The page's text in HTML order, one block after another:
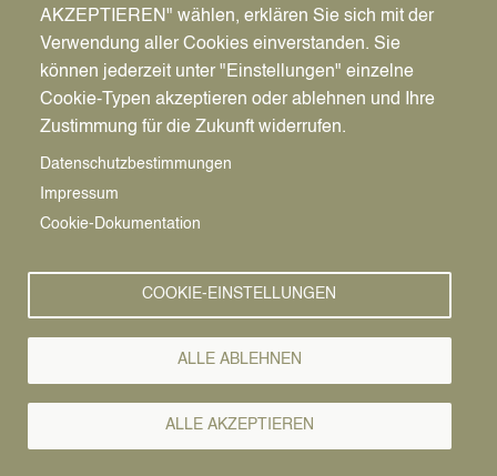
Pfadnavigation
Wirtschaft | Bauen | Umwelt Wirtschaftsförderung News
Wirtschafts-
News
AKZEPTIEREN" wählen, erklären Sie sich mit der
Verwendung aller Cookies einverstanden. Sie
können jederzeit unter "Einstellungen" einzelne
Cookie-Typen akzeptieren oder ablehnen und Ihre
Zustimmung für die Zukunft widerrufen.
Datenschutzbestimmungen
Impressum
Cookie-Dokumentation
COOKIE-EINSTELLUNGEN
ALLE ABLEHNEN
ALLE AKZEPTIEREN